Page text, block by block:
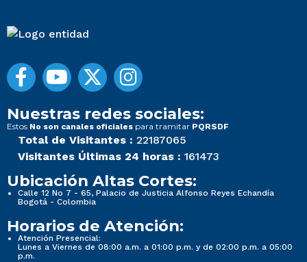
Nuestras redes sociales:
Estos No son canales oficiales para tramitar PQRSDF
Total de Visitantes : 22187065
Visitantes Últimas 24 horas : 161473
Ubicación Altas Cortes:
Calle 12 No 7 - 65, Palacio de Justicia Alfonso Reyes Echandía
Bogotá - Colombia
Horarios de Atención:
Atención Presencial:
Lunes a Viernes de 08:00 a.m. a 01:00 p.m. y de 02:00 p.m. a 05:00
p.m.